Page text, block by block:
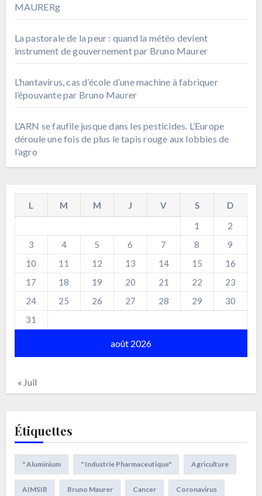
MAURERg
La pastorale de la peur : quand la météo devient
instrument de gouvernement par Bruno Maurer
L’hantavirus, cas d’école d’une machine à fabriquer
l’épouvante par Bruno Maurer
L’ARN se faufile jusque dans les pesticides. L’Europe
déroule une fois de plus le tapis rouge aux lobbies de
l’agro
août 2026
L M M J V S
D
1
2
3
4 5 6 7 8
9
10
11 12 13 14 15
16
17
18 19 20 21 22
23
24
25 26 27 28 29
30
31
« Juil
Étiquettes
" Aluminium " Industrie Pharmaceutique" Agriculture
AIMSIB Bruno Maurer Cancer Coronavirus